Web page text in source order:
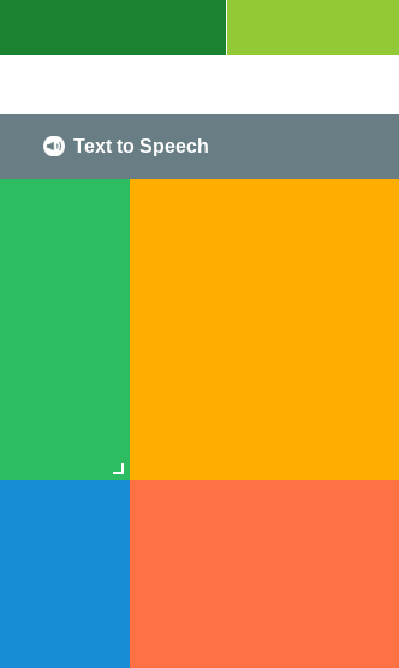
Text to Speech